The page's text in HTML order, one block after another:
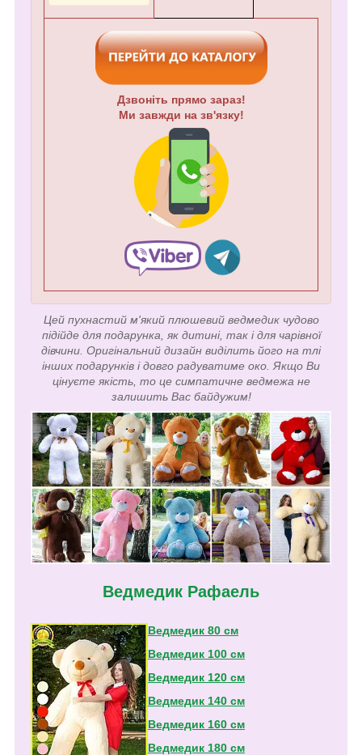
Дзвоніть прямо зараз!
Ми завжди на зв'язку!
Цей пухнастий м'який плюшевий ведмедик чудово
підійде для подарунка, як дитині, так і для чарівної
дівчини. Оригінальний дизайн виділить його на тлі
інших подарунків і довго радуватиме око. Якщо Ви
цінуєте якість, то це симпатичне ведмежа не
залишить Вас байдужим!
Ведмедик Рафаель
Ведмедик 80 см
Ведмедик 100 см
Ведмедик 120 см
Ведмедик 140 см
Ведмедик 160 см
Ведмедик 180 см